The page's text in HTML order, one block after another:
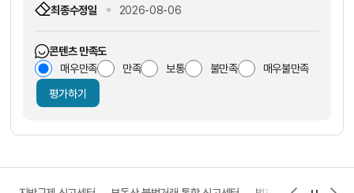
최종수정일
2026-08-06
콘텐츠 만족도
매우만족
만족 보통 불만족 매우불만족
평가하기